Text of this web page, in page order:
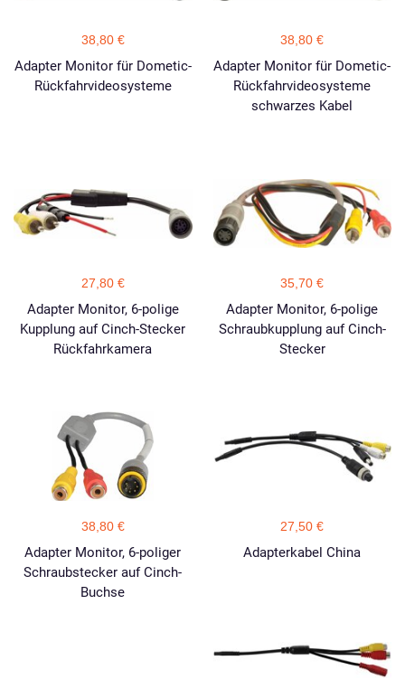
38,80 €
Adapter Monitor für Dometic-
Rückfahrvideosysteme
38,80 €
Adapter Monitor für Dometic-
Rückfahrvideosysteme
schwarzes Kabel
27,80 €
Adapter Monitor, 6-polige
Kupplung auf Cinch-Stecker
Rückfahrkamera
35,70 €
Adapter Monitor, 6-polige
Schraubkupplung auf Cinch-
Stecker
38,80 €
Adapter Monitor, 6-poliger
Schraubstecker auf Cinch-
Buchse
27,50 €
Adapterkabel China